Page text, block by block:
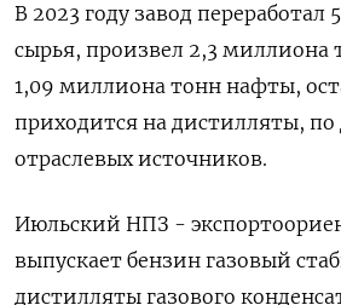
В 2023 году завод
сырья, произвел 2,3 миллиона
1,09 миллиона тонн нафты,
приходится на дистилляты,
отраслевых источников.
Июльский НПЗ -
выпускает бензин газовый
дистилляты газового